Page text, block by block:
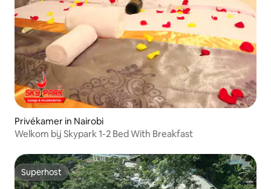
Privékamer in Nairobi
Welkom bij Skypark 1-2 Bed With Breakfast
Superhost
Superhost